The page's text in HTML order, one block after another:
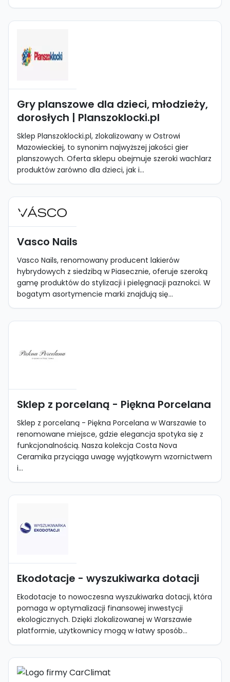
Gry planszowe dla dzieci, młodzieży,
dorosłych | Planszoklocki.pl
Sklep Planszoklocki.pl, zlokalizowany w Ostrowi
Mazowieckiej, to synonim najwyższej jakości gier
planszowych. Oferta sklepu obejmuje szeroki wachlarz
produktów zarówno dla dzieci, jak i...
Vasco Nails
Vasco Nails, renomowany producent lakierów
hybrydowych z siedzibą w Piasecznie, oferuje szeroką
gamę produktów do stylizacji i pielęgnacji paznokci. W
bogatym asortymencie marki znajdują się...
Sklep z porcelaną - Piękna Porcelana
Sklep z porcelaną - Piękna Porcelana w Warszawie to
renomowane miejsce, gdzie elegancja spotyka się z
funkcjonalnością. Nasza kolekcja Costa Nova
Ceramika przyciąga uwagę wyjątkowym wzornictwem
i...
Ekodotacje - wyszukiwarka dotacji
Ekodotacje to nowoczesna wyszukiwarka dotacji, która
pomaga w optymalizacji finansowej inwestycji
ekologicznych. Dzięki zlokalizowanej w Warszawie
platformie, użytkownicy mogą w łatwy sposób...